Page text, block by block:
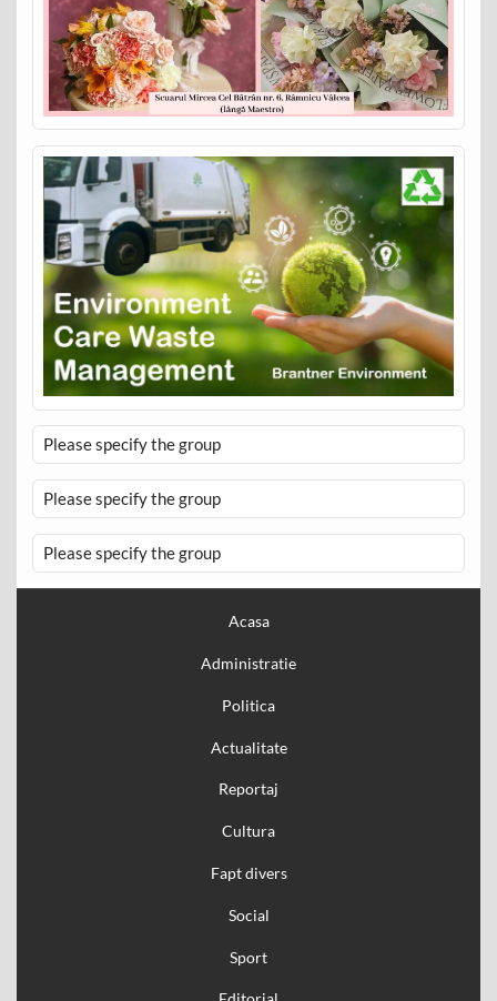
Please specify the group
Please specify the group
Please specify the group
Acasa
Administratie
Politica
Actualitate
Reportaj
Cultura
Fapt divers
Social
Sport